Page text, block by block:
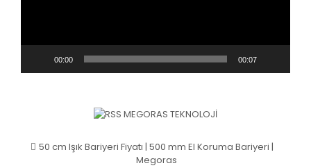
00:00 00:07
MEGORAS TEKNOLOJI
50 cm Işık Bariyeri Fiyatı | 500 mm El Koruma Bariyeri |
Megoras